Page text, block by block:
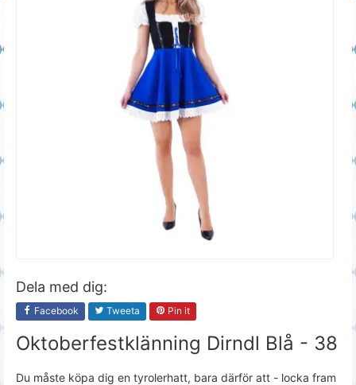
Dela med dig:
Facebook Tweeta Pin it
Oktoberfestklänning Dirndl Blå - 38
Du måste köpa dig en tyrolerhatt, bara därför att - locka fram